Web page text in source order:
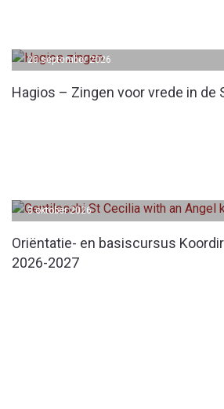
Hagios – Zingen voor vrede in de
20 september 2026
Oriëntatie- en basiscursus
2026-2027
3 oktober 2026